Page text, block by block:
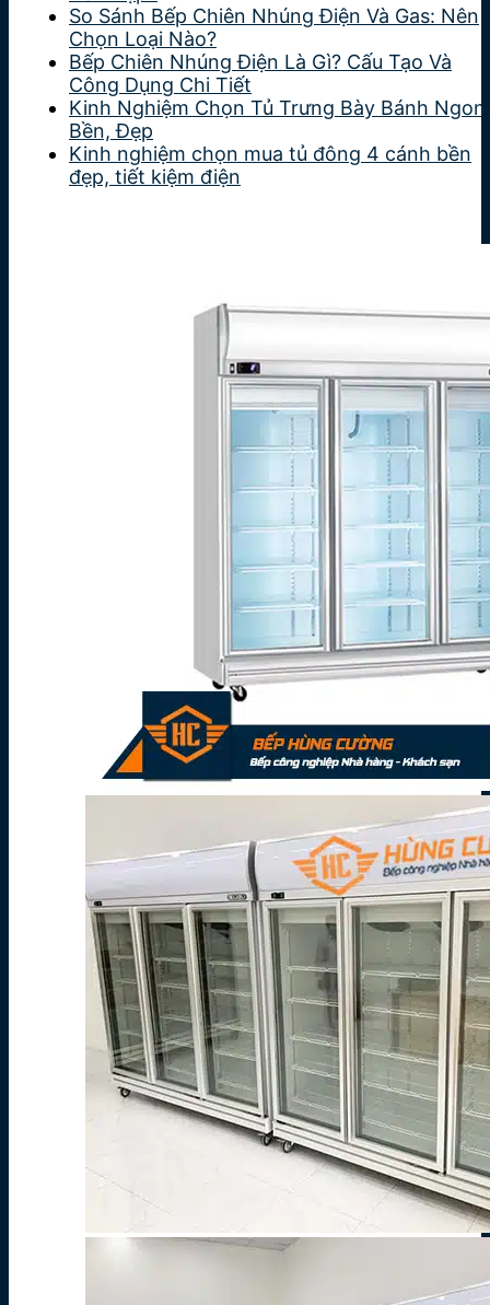
So Sánh Bếp Chiên Nhúng Điện Và Gas: Nên
Chọn Loại Nào?
Bếp Chiên Nhúng Điện Là Gì? Cấu Tạo Và
Công Dụng Chi Tiết
Kinh Nghiệm Chọn Tủ Trưng Bày Bánh Ngon,
Bền, Đẹp
Kinh nghiệm chọn mua tủ đông 4 cánh bền
đẹp, tiết kiệm điện